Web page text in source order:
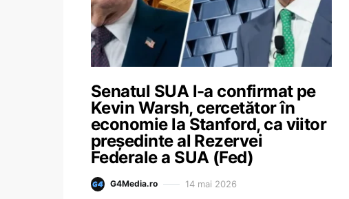
Senatul SUA l-a confirmat pe
Kevin Warsh, cercetător în
economie la Stanford, ca viitor
preşedinte al Rezervei
Federale a SUA (Fed)
G4Media.ro 14 mai 2026